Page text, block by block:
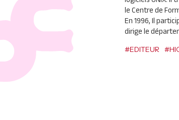
le Centre de
En 1996, Il
dirige le
#EDITEUR